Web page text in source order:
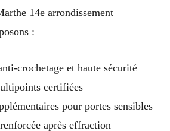
14e arrondissement
:
crochetage et haute sécurité
certifiées
pour portes sensibles
après effraction